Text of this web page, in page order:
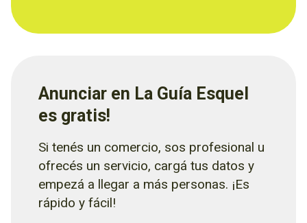
Anunciar en La Guía Esquel
es gratis!
Si tenés un comercio, sos profesional u
ofrecés un servicio, cargá tus datos y
empezá a llegar a más personas. ¡Es
rápido y fácil!